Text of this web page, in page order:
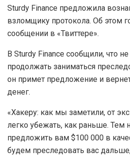
Sturdy Finance предложила
взломщику протокола. Об этом
сообщении в «Твиттере».
В Sturdy Finance сообщили, что
продолжать заниматься
он примет предложение и
денег.
«Хакеру: как мы заметили, от
легко убежать, как раньше.
предложить вам $100 000 в
будем преследовать вас